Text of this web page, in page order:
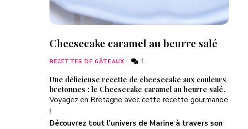
Cheesecake caramel au beurre salé
RECETTES DE GÂTEAUX 1
Une délicieuse recette de cheesecake aux couleurs
bretonnes : le Cheesecake caramel au beurre salé.
Voyagez en Bretagne avec cette recette gourmande
!
Découvrez tout l’univers de Marine à travers son